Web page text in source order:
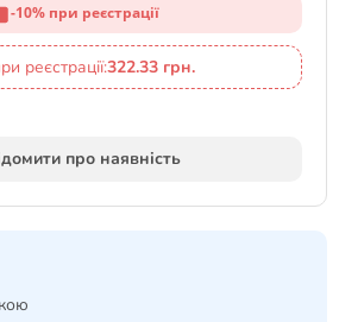
-10% при реєстрації
реєстрації:322.33 грн.
про наявність